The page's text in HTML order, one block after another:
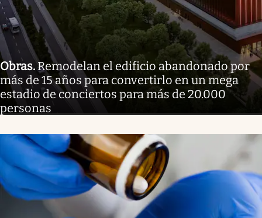
Obras.Remodelan el edificio abandonado por
más de 15 años para convertirlo en un mega
estadio de conciertos para más de 20.000
personas